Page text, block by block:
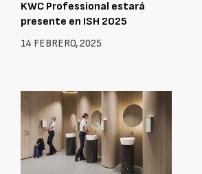
KWC Professional estará
presente en ISH 2025
14 FEBRERO, 2025